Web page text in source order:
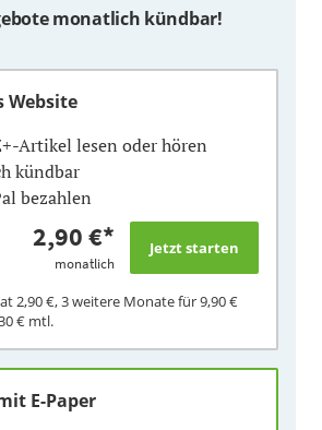
monatlich kündbar!
Website
Artikel lesen oder hören
kündbar
bezahlen
2,90 €*
monatlich
2,90 €, 3 weitere Monate für9,90 €
€ mtl.
E-Paper